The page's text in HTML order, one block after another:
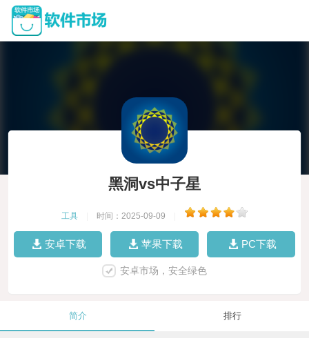
黑洞vs中子星
工具 时间：2025-09-09
安卓下载 苹果下载 PC下载
安卓市场，安全绿色
简介 排行